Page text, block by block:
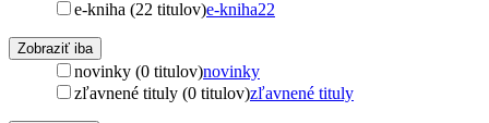
e-kniha (22 titulov)e-kniha22
Zobraziť iba
novinky (0 titulov)novinky
zľavnené tituly (0 titulov)zľavnené tituly